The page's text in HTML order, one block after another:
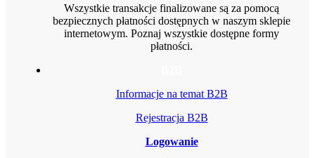
Wszystkie transakcje finalizowane są za pomocą
bezpiecznych płatności dostępnych w naszym sklepie
internetowym. Poznaj wszystkie dostępne formy
płatności.
Informacje na temat B2B
Rejestracja B2B
Logowanie